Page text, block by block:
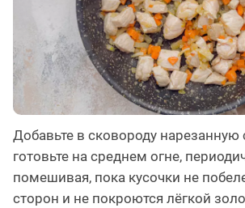
Добавьте в сковороду нарезанную
готовьте на среднем огне,
помешивая, пока кусочки не
сторон и не покроются лёгкой